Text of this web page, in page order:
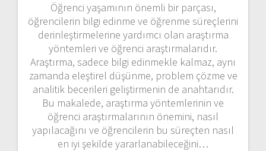
Öğrenci yaşamının önemli bir parçası,
öğrencilerin bilgi edinme ve öğrenme süreçlerini
derinleştirmelerine yardımcı olan araştırma
yöntemleri ve öğrenci araştırmalarıdır.
Araştırma, sadece bilgi edinmekle kalmaz, aynı
zamanda eleştirel düşünme, problem çözme ve
analitik becerileri geliştirmenin de anahtarıdır.
Bu makalede, araştırma yöntemlerinin ve
öğrenci araştırmalarının önemini, nasıl
yapılacağını ve öğrencilerin bu süreçten nasıl
en iyi şekilde yararlanabileceğini…